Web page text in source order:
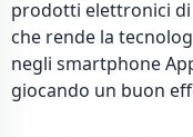
prodotti elettronici
che rende la
negli smartphone
giocando un buon